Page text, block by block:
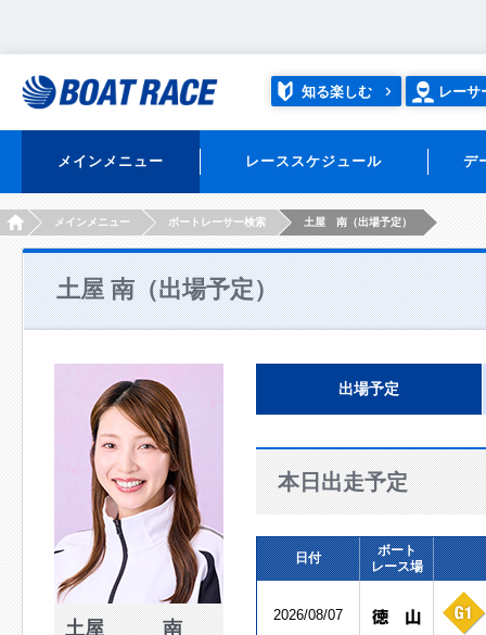
知る楽しむ レーサ
メインメニュー レーススケジュール デ
HOMEメインメニュー ボートレーサー検索 土屋 南（出場予定）
土屋 南（出場予定）
土屋 南
出場予定
本日出走予定
日付
ボート
レース場
2026/08/07